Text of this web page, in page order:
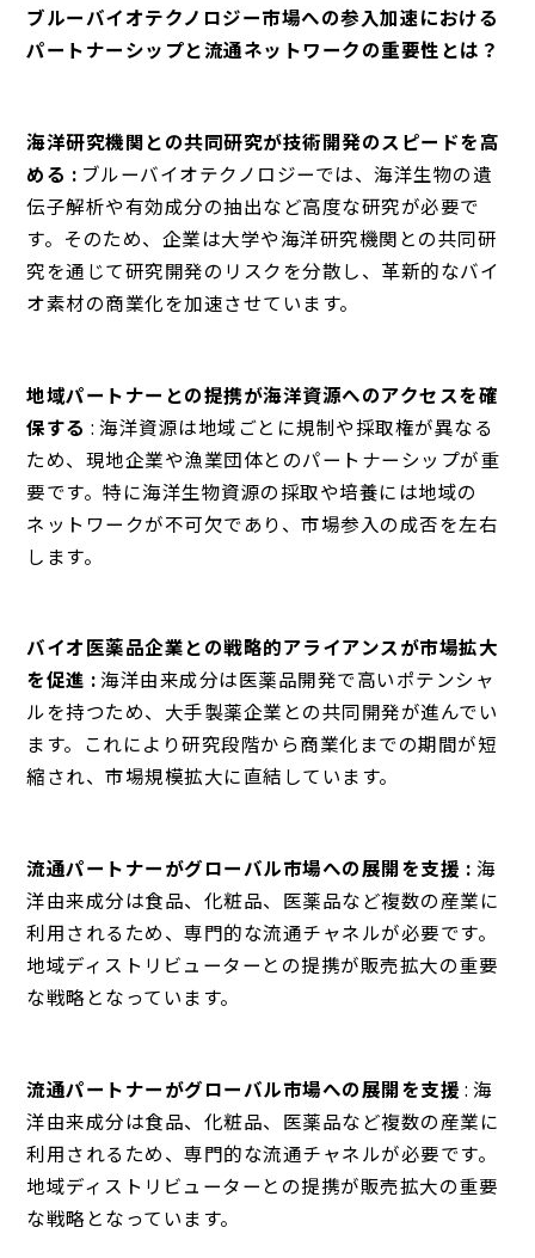
ブルーバイオテクノロジー市場への参入加速における
パートナーシップと流通ネットワークの重要性とは？
海洋研究機関との共同研究が技術開発のスピードを高
める : ブルーバイオテクノロジーでは、海洋生物の遺
伝子解析や有効成分の抽出など高度な研究が必要で
す。そのため、企業は大学や海洋研究機関との共同研
究を通じて研究開発のリスクを分散し、革新的なバイ
オ素材の商業化を加速させています。
地域パートナーとの提携が海洋資源へのアクセスを確
保する: 海洋資源は地域ごとに規制や採取権が異なる
ため、現地企業や漁業団体とのパートナーシップが重
要です。特に海洋生物資源の採取や培養には地域の
ネットワークが不可欠であり、市場参入の成否を左右
します。
バイオ医薬品企業との戦略的アライアンスが市場拡大
を促進 :海洋由来成分は医薬品開発で高いポテンシャ
ルを持つため、大手製薬企業との共同開発が進んでい
ます。これにより研究段階から商業化までの期間が短
縮され、市場規模拡大に直結しています。
流通パートナーがグローバル市場への展開を支援 : 海
洋由来成分は食品、化粧品、医薬品など複数の産業に
利用されるため、専門的な流通チャネルが必要です。
地域ディストリビューターとの提携が販売拡大の重要
な戦略となっています。
流通パートナーがグローバル市場への展開を支援 : 海
洋由来成分は食品、化粧品、医薬品など複数の産業に
利用されるため、専門的な流通チャネルが必要です。
地域ディストリビューターとの提携が販売拡大の重要
な戦略となっています。